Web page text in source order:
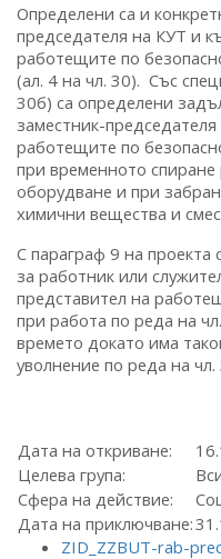
Определени са и
председателя на КУТ и
работещите по
(ал. 4 на чл. 30). Със
30б) са определени
заместник-
работещите по
при временното
оборудване и при
химични вещества и
С параграф 9 на проекта
за работник или
представител на
при работа по реда на
времето докато има
уволнение по реда на
Дата на откриване:
Целева група:
Сфера на действие:
Дата на приключване:
ZID_ZZBUT-rab-